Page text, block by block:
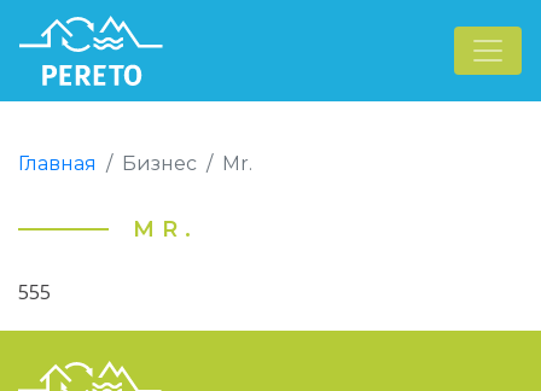
Главная Бизнес Mr.
MR.
555